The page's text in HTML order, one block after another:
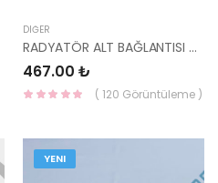
DIĞER
RADYATÖR ALT BAĞLANTISI GETZ DİZEL 25336-26000-HMC
467.00 ₺
( 120 Görüntüleme )
YENI